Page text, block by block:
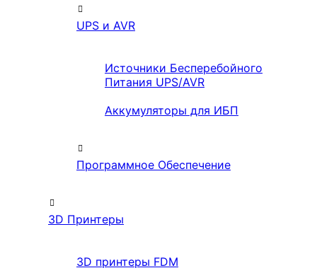
UPS и AVR
Источники Бесперебойного
Питания UPS/AVR
Аккумуляторы для ИБП
Программное Обеспечение
3D Принтеры
3D принтеры FDM